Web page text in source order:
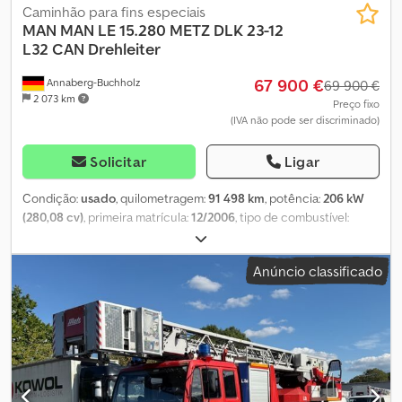
Annaberg-Buchholz
2 073 km
Caminhão para fins especiais
MAN MAN LE 15.280 METZ DLK 23-12
L32 CAN Drehleiter
67 900 €69 900 €
Preço fixo
(IVA não pode ser discriminado)
Solicitar Ligar
Condição:usado, quilometragem:91 498 km, potência:206 kW
(280,08 cv), primeira matrícula:12/2006, tipo de combustível:
, configuração de eixo:
travões:retardador, cor:vermelho, tipo de engrenagem:
, classe de emissão:Euro 4 , comprimento total:10 000
mm
, altura total: 3 240 mm
fabrico:2006 , Equipamento: ABS, ar condicionado, compressor
MAN LE 15.280 com escada giratória METZ DLK 23-12 L32 CAN
Automotive em condição operacional imediata ----Equipamento
do veículo base: * Ar-condicionado * Suspensão por feixes de
molas dianteira/traseira * Distância entre eixos: 4575 mm * Peso
Anúncio classificado